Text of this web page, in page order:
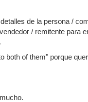
de la persona /
/ remitente para
both of them" porque